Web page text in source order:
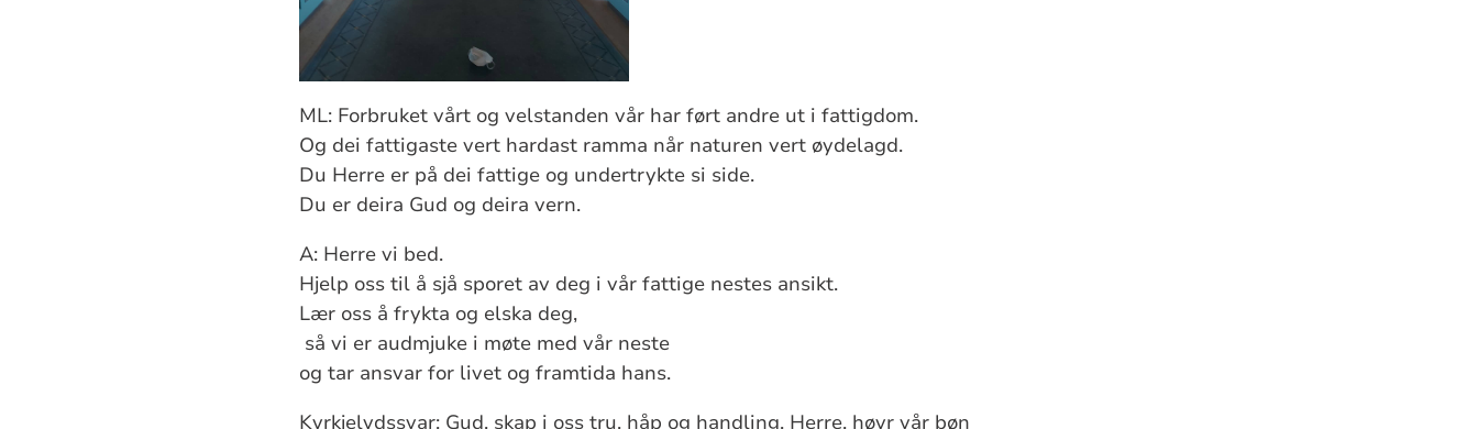
ML: Forbruket vårt og velstanden vår har ført andre ut i fattigdom.
Og dei fattigaste vert hardast ramma når naturen vert øydelagd.
Du Herre er på dei fattige og undertrykte si side.
Du er deira Gud og deira vern.
A: Herre vi bed.
Hjelp oss til å sjå sporet av deg i vår fattige nestes ansikt.
Lær oss å frykta og elska deg,
så vi er audmjuke i møte med vår neste
og tar ansvar for livet og framtida hans.
Kyrkjelydssvar: Gud, skap i oss tru, håp og handling. Herre, høyr vår bøn